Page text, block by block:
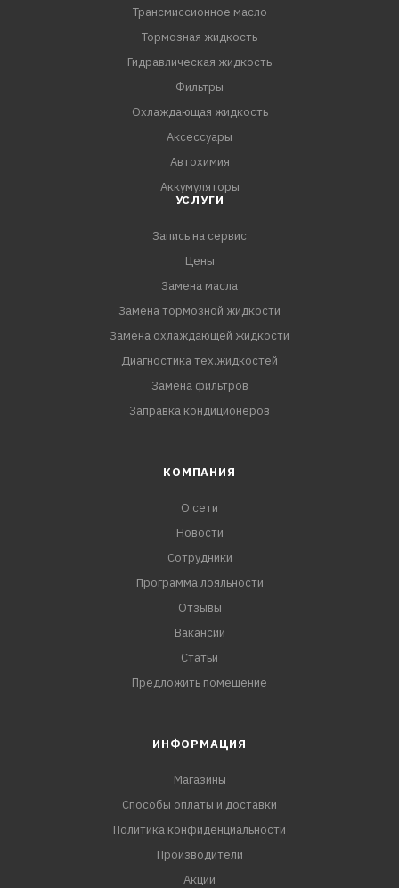
поршневой группе
- Увеличивает срок службы двигателя в
постгарантийный период
- Обеспечивает плавную работу двигателя.
Трансмиссионное масло
Тормозная жидкость
Гидравлическая жидкость
Фильтры
Охлаждающая жидкость
Аксессуары
Автохимия
Аккумуляторы
УСЛУГИ
Запись на сервис
Цены
Замена масла
Замена тормозной жидкости
Замена охлаждающей жидкости
Диагностика тех.жидкостей
Замена фильтров
Заправка кондиционеров
КОМПАНИЯ
О сети
Новости
Сотрудники
Программа лояльности
Отзывы
Вакансии
Статьи
Предложить помещение
ИНФОРМАЦИЯ
Магазины
Способы оплаты и доставки
Политика конфиденциальности
Производители
Акции